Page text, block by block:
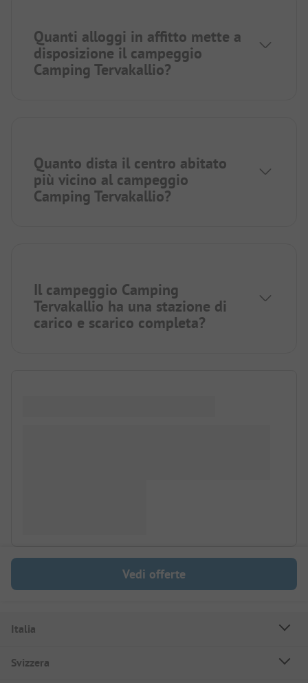
Quanti alloggi in affitto mette a
disposizione il campeggio
Camping Tervakallio?
Quanto dista il centro abitato
più vicino al campeggio
Camping Tervakallio?
Il campeggio Camping
Tervakallio ha una stazione di
carico e scarico completa?
Vedi offerte
Italia
Svizzera